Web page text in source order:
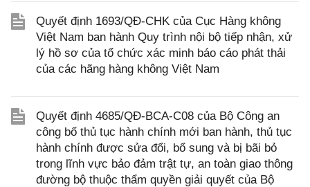
Quyết định 1693/QĐ-CHK của Cục Hàng không
Việt Nam ban hành Quy trình nội bộ tiếp nhận, xử
lý hồ sơ của tổ chức xác minh báo cáo phát thải
của các hãng hàng không Việt Nam
Quyết định 4685/QĐ-BCA-C08 của Bộ Công an
công bố thủ tục hành chính mới ban hành, thủ tục
hành chính được sửa đổi, bổ sung và bị bãi bỏ
trong lĩnh vực bảo đảm trật tự, an toàn giao thông
đường bộ thuộc thẩm quyền giải quyết của Bộ